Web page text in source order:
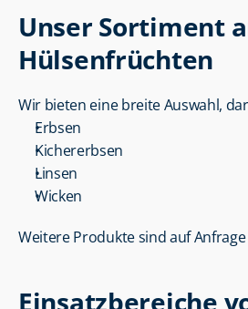
Unser Sortiment
Hülsenfrüchten
Wir bieten eine breite Auswahl,
Erbsen
Kichererbsen
Linsen
Wicken
Weitere Produkte sind auf
Einsatzbereiche